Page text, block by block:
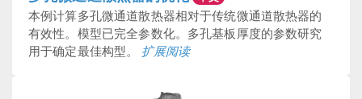
本例计算多孔微通道散热器相对于传统微通道散热器的
有效性。模型已完全参数化。多孔基板厚度的参数研究
用于确定最佳构型。 扩展阅读